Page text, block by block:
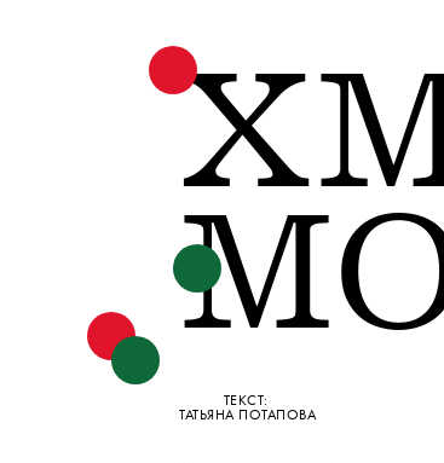
ТЕКСТ:
ТАТЬЯНА ПОТАПОВА